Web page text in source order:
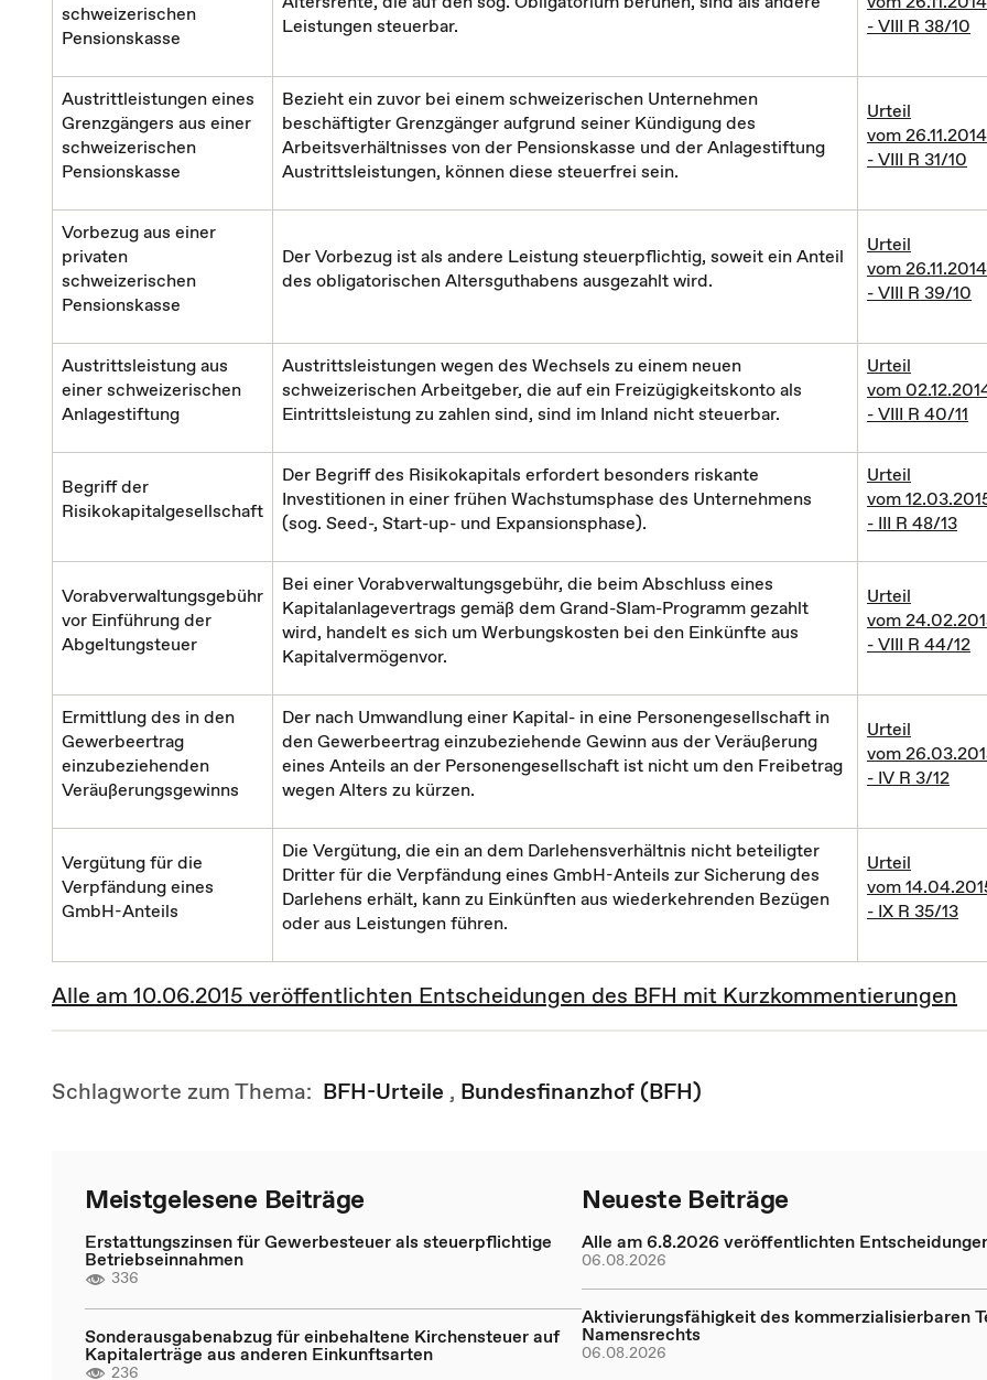
schweizerischen
Pensionskasse
Leistungen steuerbar.
- VIII R 38/10
Austrittleistungen eines
Grenzgängers aus einer
schweizerischen
Pensionskasse
Bezieht ein zuvor bei einem schweizerischen Unternehmen
beschäftigter Grenzgänger aufgrund seiner Kündigung des
Arbeitsverhältnisses von der Pensionskasse und der Anlagestiftung
Austrittsleistungen, können diese steuerfrei sein.
Urteil
vom 26.11.2014
- VIII R 31/10
Vorbezug aus einer
privaten
schweizerischen
Pensionskasse
Der Vorbezug ist als andere Leistung steuerpflichtig, soweit ein Anteil
des obligatorischen Altersguthabens ausgezahlt wird.
Urteil
vom 26.11.2014
- VIII R 39/10
Austrittsleistung aus
einer schweizerischen
Anlagestiftung
Austrittsleistungen wegen des Wechsels zu einem neuen
schweizerischen Arbeitgeber, die auf ein Freizügigkeitskonto als
Eintrittsleistung zu zahlen sind, sind im Inland nicht steuerbar.
Urteil
vom
- VIII R 40/11
Begriff der
Risikokapitalgesellschaft
Der Begriff des Risikokapitals erfordert besonders riskante
Investitionen in einer frühen Wachstumsphase des Unternehmens
(sog. Seed-, Start-up- und Expansionsphase).
Urteil
vom
- III R 48/13
Vorabverwaltungsgebühr
vor Einführung der
Abgeltungsteuer
Bei einer Vorabverwaltungsgebühr, die beim Abschluss eines
Kapitalanlagevertrags gemäß dem Grand-Slam-Programm gezahlt
wird, handelt es sich um Werbungskosten bei den Einkünfte aus
Kapitalvermögenvor.
Urteil
vom
- VIII R 44/12
Ermittlung des in den
Gewerbeertrag
einzubeziehenden
Veräußerungsgewinns
Der nach Umwandlung einer Kapital- in eine Personengesellschaft in
den Gewerbeertrag einzubeziehende Gewinn aus der Veräußerung
eines Anteils an der Personengesellschaft ist nicht um den Freibetrag
wegen Alters zu kürzen.
Urteil
vom
- IV R 3/12
Vergütung für die
Verpfändung eines
GmbH-Anteils
Die Vergütung, die ein an dem Darlehensverhältnis nicht beteiligter
Dritter für die Verpfändung eines GmbH-Anteils zur Sicherung des
Darlehens erhält, kann zu Einkünften aus wiederkehrenden Bezügen
oder aus Leistungen führen.
Urteil
vom
- IX R 35/13
Alle am 10.06.2015 veröffentlichten Entscheidungen des BFH mit Kurzkommentierungen
Schlagworte zum Thema: BFH-Urteile , Bundesfinanzhof (BFH)
Meistgelesene Beiträge
Erstattungszinsen für Gewerbesteuer als steuerpflichtige
Betriebseinnahmen
336
Sonderausgabenabzug für einbehaltene Kirchensteuer auf
Kapitalerträge aus anderen Einkunftsarten
236
Neueste Beiträge
Alle am 6.8.2026 veröffentlichten
06.08.2026
Aktivierungsfähigkeit des kommerzialisierbaren
Namensrechts
06.08.2026